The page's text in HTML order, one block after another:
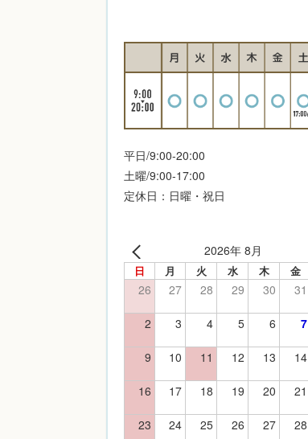
平日/9:00-20:00
土曜/9:00-17:00
定休日：日曜・祝日
2026年 8月
日 月 火 水 木 金
26 27 28 29 30 31
2 3 4 5 6 7
9 10 11 12 13 14
16 17 18 19 20 21
23 24 25 26 27 28